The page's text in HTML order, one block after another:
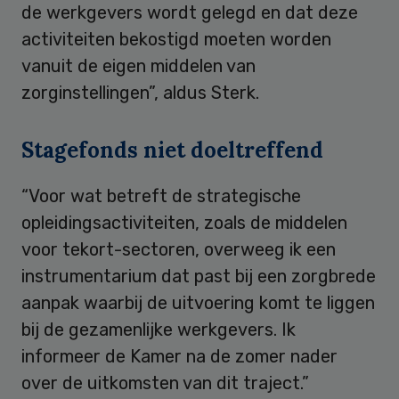
de werkgevers wordt gelegd en dat deze
activiteiten bekostigd moeten worden
vanuit de eigen middelen van
zorginstellingen”, aldus Sterk.
Stagefonds niet doeltreffend
“Voor wat betreft de strategische
opleidingsactiviteiten, zoals de middelen
voor tekort-sectoren, overweeg ik een
instrumentarium dat past bij een zorgbrede
aanpak waarbij de uitvoering komt te liggen
bij de gezamenlijke werkgevers. Ik
informeer de Kamer na de zomer nader
over de uitkomsten van dit traject.”